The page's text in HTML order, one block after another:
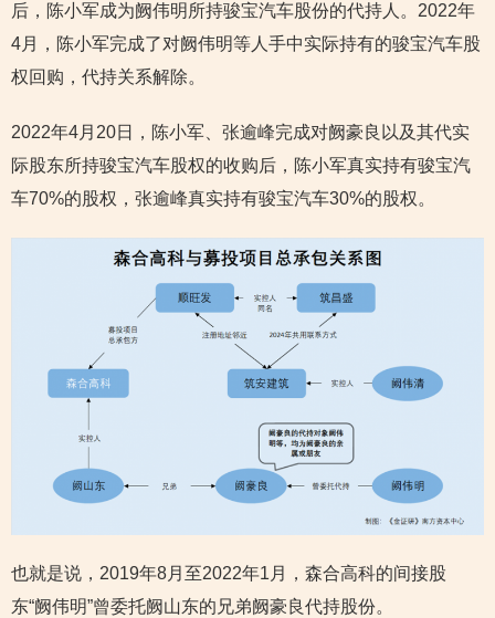
后，陈小军成为阙伟明所持骏宝汽车股份的代持人。2022年
4月，陈小军完成了对阙伟明等人手中实际持有的骏宝汽车股
权回购，代持关系解除。
2022年4月20日，陈小军、张逾峰完成对阙豪良以及其代实
际股东所持骏宝汽车股权的收购后，陈小军真实持有骏宝汽
车70%的股权，张逾峰真实持有骏宝汽车30%的股权。
也就是说，2019年8月至2022年1月，森合高科的间接股
东“阙伟明”曾委托阙山东的兄弟阙豪良代持股份。